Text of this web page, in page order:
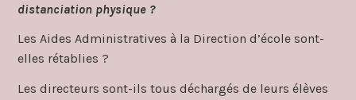
distanciation physique ?
Les Aides Administratives à la Direction d’école sont-
elles rétablies ?
Les directeurs sont-ils tous déchargés de leurs élèves